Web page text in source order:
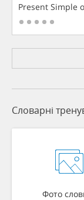
Present Simple
Словарні
Фото